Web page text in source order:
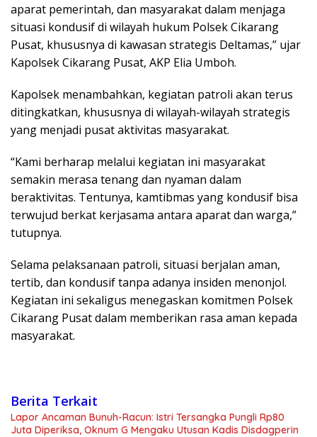
aparat pemerintah, dan masyarakat dalam menjaga
situasi kondusif di wilayah hukum Polsek Cikarang
Pusat, khususnya di kawasan strategis Deltamas,” ujar
Kapolsek Cikarang Pusat, AKP Elia Umboh.
Kapolsek menambahkan, kegiatan patroli akan terus
ditingkatkan, khususnya di wilayah-wilayah strategis
yang menjadi pusat aktivitas masyarakat.
“Kami berharap melalui kegiatan ini masyarakat
semakin merasa tenang dan nyaman dalam
beraktivitas. Tentunya, kamtibmas yang kondusif bisa
terwujud berkat kerjasama antara aparat dan warga,”
tutupnya.
Selama pelaksanaan patroli, situasi berjalan aman,
tertib, dan kondusif tanpa adanya insiden menonjol.
Kegiatan ini sekaligus menegaskan komitmen Polsek
Cikarang Pusat dalam memberikan rasa aman kepada
masyarakat.
Berita Terkait
Lapor Ancaman Bunuh-Racun: Istri Tersangka Pungli Rp80
Juta Diperiksa, Oknum G Mengaku Utusan Kadis Disdagperin